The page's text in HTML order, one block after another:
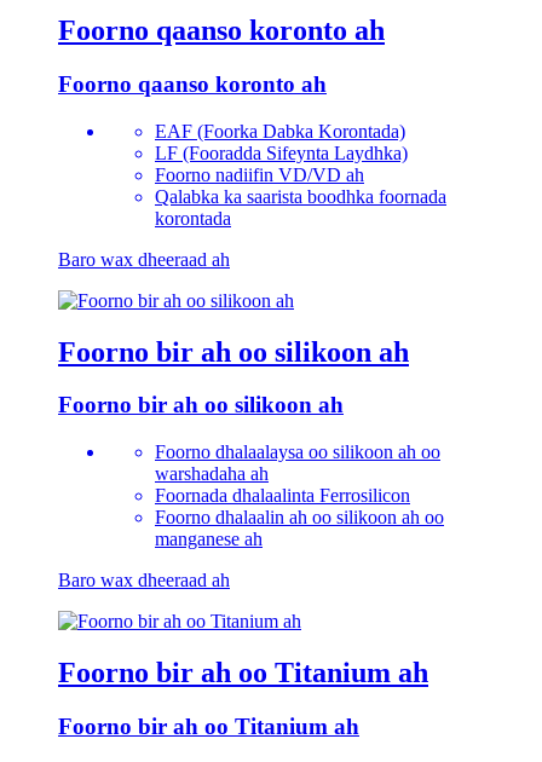
Foorno qaanso koronto ah
Foorno qaanso koronto ah
EAF (Foorka Dabka Korontada)
LF (Fooradda Sifeynta Laydhka)
Foorno nadiifin VD/VD ah
Qalabka ka saarista boodhka foornada
korontada
Baro wax dheeraad ah
Foorno bir ah oo silikoon ah
Foorno bir ah oo silikoon ah
Foorno dhalaalaysa oo silikoon ah oo
warshadaha ah
Foornada dhalaalinta Ferrosilicon
Foorno dhalaalin ah oo silikoon ah oo
manganese ah
Baro wax dheeraad ah
Foorno bir ah oo Titanium ah
Foorno bir ah oo Titanium ah